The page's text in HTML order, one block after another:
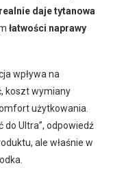
daje tytanowa
łatwości naprawy
wpływa na
koszt wymiany
użytkowania.
do Ultra”, odpowiedź
ale właśnie w